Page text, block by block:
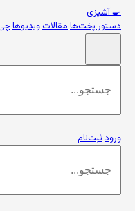
🍳آشپزی
دستور پخت‌هامقالاتویدیوها
ورودثبت‌نام